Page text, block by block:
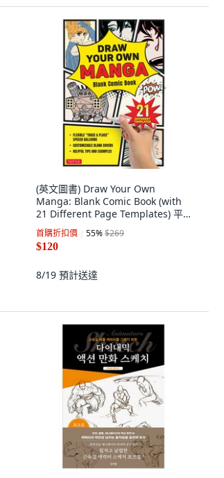
(英文圖書) Draw Your Own
Manga: Blank Comic Book (with
21 Different Page Templates) 平
裝版, Tuttle Publishing, 英文
首購折扣價 55%$269
$120
8/19 預計送達